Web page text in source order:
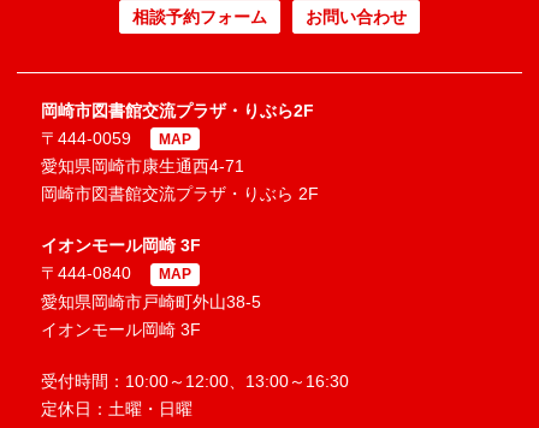
相談予約フォーム お問い合わせ
岡崎市図書館交流プラザ・りぶら2F
〒444-0059
MAP
愛知県岡崎市康生通西4-71
岡崎市図書館交流プラザ・りぶら 2F
イオンモール岡崎 3F
〒444-0840
MAP
愛知県岡崎市戸崎町外山38-5
イオンモール岡崎 3F
受付時間：10:00～12:00、13:00～16:30
定休日：土曜・日曜